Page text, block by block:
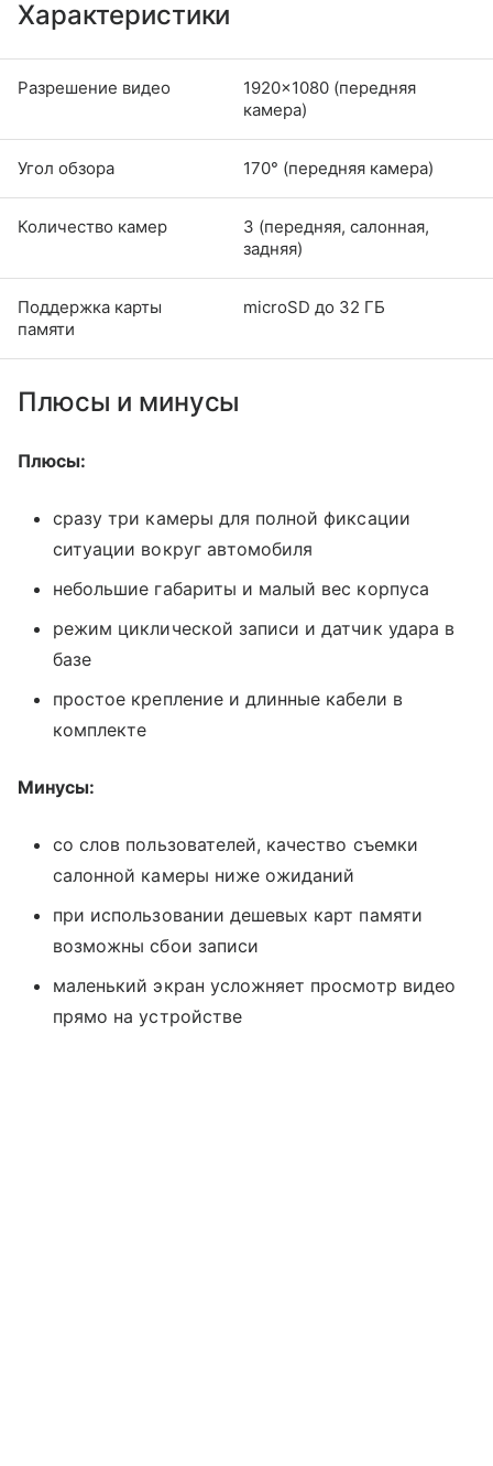
Характеристики
Разрешение видео
1920×1080 (передняя
камера)
Угол обзора 170° (передняя камера)
Количество камер
3 (передняя, салонная,
задняя)
Поддержка карты
памяти
microSD до 32 ГБ
Плюсы и минусы
Плюсы:
сразу три камеры для полной фиксации
ситуации вокруг автомобиля
небольшие габариты и малый вес корпуса
режим циклической записи и датчик удара в
базе
простое крепление и длинные кабели в
комплекте
Минусы:
со слов пользователей, качество съемки
салонной камеры ниже ожиданий
при использовании дешевых карт памяти
возможны сбои записи
маленький экран усложняет просмотр видео
прямо на устройстве